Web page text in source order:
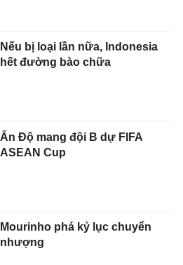
Nếu bị loại lần nữa, Indonesia
hết đường bào chữa
Ấn Độ mang đội B dự FIFA
ASEAN Cup
Mourinho phá kỷ lục chuyển
nhượng